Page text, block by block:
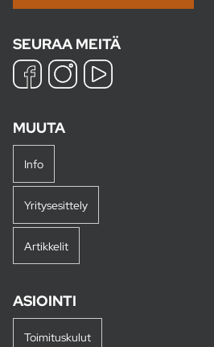
SEURAA MEITÄ
MUUTA
Info
Yritysesittely
Artikkelit
ASIOINTI
Toimituskulut